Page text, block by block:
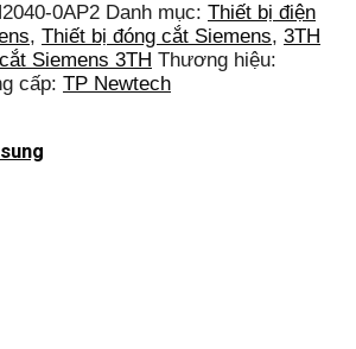
0AP2 Danh mục: Thiết bị điện
, Thiết bị đóng cắt Siemens, 3TH
Siemens 3TH Thương hiệu:
cấp: TP Newtech